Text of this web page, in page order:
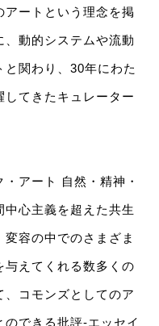
アートという理念を掲
動的システムや流動
関わり、30年にわた
してきたキュレーター
アート 自然・精神・
心主義を超えた共生
容の中でのさまざま
与えてくれる数多くの
コモンズとしてのア
できる批評-エッセイ